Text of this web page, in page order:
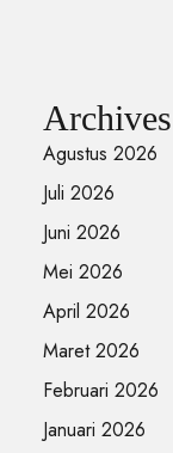
Archives
Agustus 2026
Juli 2026
Juni 2026
Mei 2026
April 2026
Maret 2026
Februari 2026
Januari 2026